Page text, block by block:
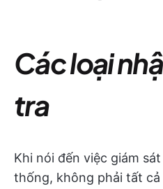
Các loại
tra
Khi nói đến việc giám
thống, không phải tất